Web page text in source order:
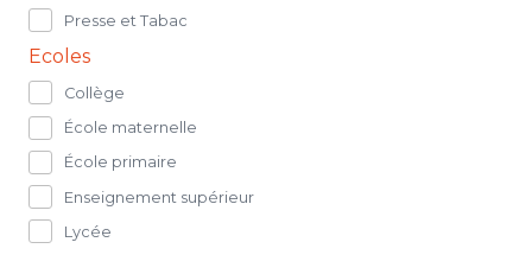
Presse et Tabac
Ecoles
Collège
École maternelle
École primaire
Enseignement supérieur
Lycée